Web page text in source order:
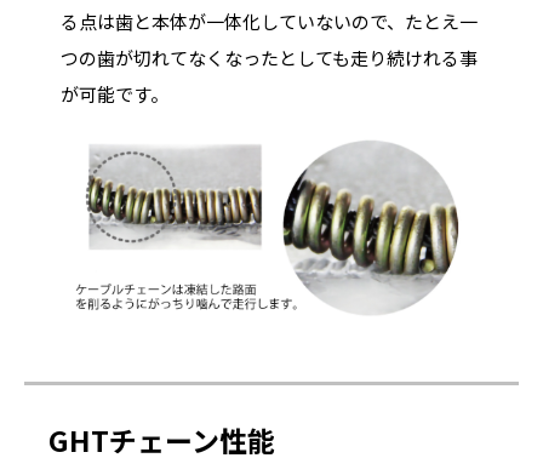
る点は歯と本体が一体化していないので、たとえ一
つの歯が切れてなくなったとしても走り続けれる事
が可能です。
GHTチェーン性能